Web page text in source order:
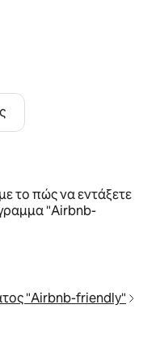
το πώς να εντάξετε
"Airbnb-
"Airbnb-friendly"